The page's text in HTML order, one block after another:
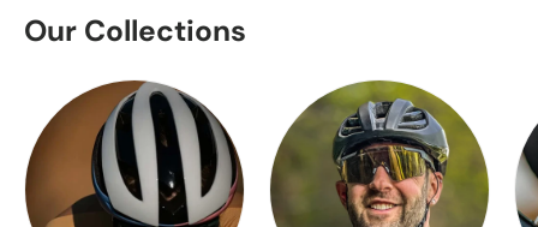
Our Collections